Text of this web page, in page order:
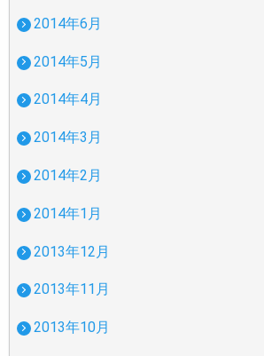
2014年6月
2014年5月
2014年4月
2014年3月
2014年2月
2014年1月
2013年12月
2013年11月
2013年10月